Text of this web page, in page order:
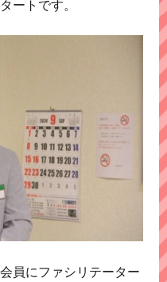
ートです。
員にファシリテーター